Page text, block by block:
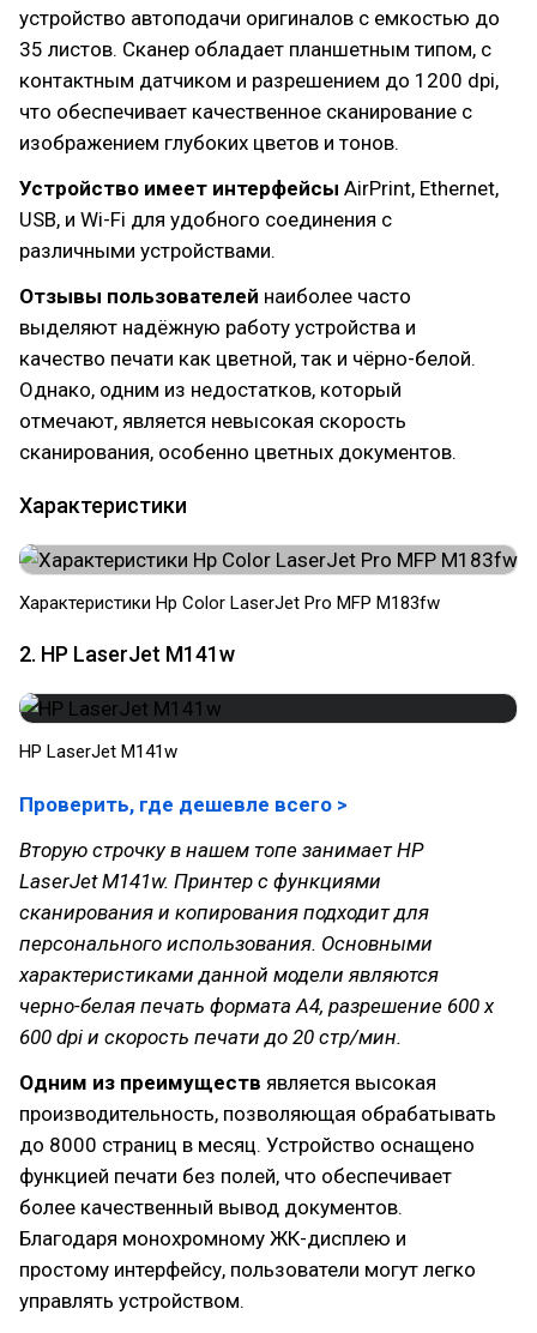
устройство автоподачи оригиналов с емкостью до
35 листов. Сканер обладает планшетным типом, с
контактным датчиком и разрешением до 1200 dpi,
что обеспечивает качественное сканирование с
изображением глубоких цветов и тонов.
Устройство имеет интерфейсы AirPrint, Ethernet,
USB, и Wi-Fi для удобного соединения с
различными устройствами.
Отзывы пользователей наиболее часто
выделяют надёжную работу устройства и
качество печати как цветной, так и чёрно-белой.
Однако, одним из недостатков, который
отмечают, является невысокая скорость
сканирования, особенно цветных документов.
Характеристики
Характеристики Hp Color LaserJet Pro MFP M183fw
2. HP LaserJet M141w
HP LaserJet M141w
Проверить, где дешевле всего >
Вторую строчку в нашем топе занимает HP
LaserJet M141w. Принтер с функциями
сканирования и копирования подходит для
персонального использования. Основными
характеристиками данной модели являются
черно-белая печать формата A4, разрешение 600 x
600 dpi и скорость печати до 20 стр/мин.
Одним из преимуществ является высокая
производительность, позволяющая обрабатывать
до 8000 страниц в месяц. Устройство оснащено
функцией печати без полей, что обеспечивает
более качественный вывод документов.
Благодаря монохромному ЖК-дисплею и
простому интерфейсу, пользователи могут легко
управлять устройством.